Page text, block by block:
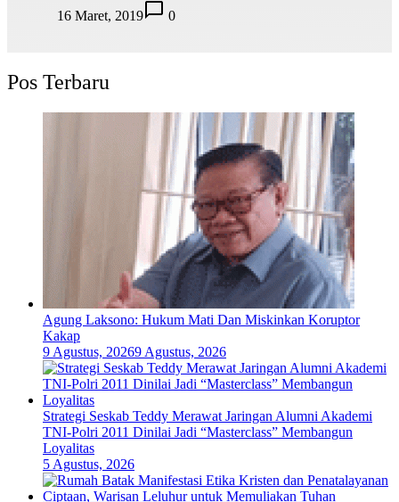
16 Maret, 2019
0
Pos Terbaru
Agung Laksono: Hukum Mati Dan Miskinkan Koruptor
Kakap
9 Agustus, 20269 Agustus, 2026
Strategi Seskab Teddy Merawat Jaringan Alumni Akademi
TNI-Polri 2011 Dinilai Jadi “Masterclass” Membangun
Loyalitas
5 Agustus, 2026